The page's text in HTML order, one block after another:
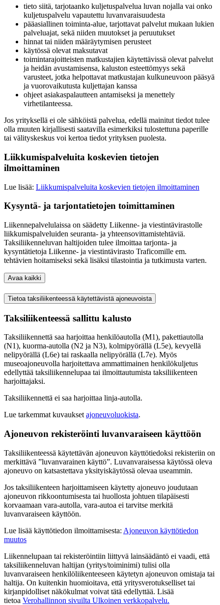
tieto siitä, tarjotaanko kuljetuspalvelua luvan nojalla vai onko
kuljetuspalvelu vapautettu luvanvaraisuudesta
pääasiallinen toiminta-alue, tarjottavat palvelut mukaan lukien
palveluajat, sekä niiden muutokset ja peruutukset
hinnat tai niiden määräytymisen perusteet
käytössä olevat maksutavat
toimintarajoitteisten matkustajien käytettävissä olevat palvelut
ja heidän avustamisensa, kaluston esteettömyys sekä
varusteet, jotka helpottavat matkustajan kulkuneuvoon pääsyä
ja vuorovaikutusta kuljettajan kanssa
ohjeet asiakaspalautteen antamiseksi ja menettely
virhetilanteessa.
Jos yrityksellä ei ole sähköistä palvelua, edellä mainitut tiedot tulee
olla muuten kirjallisesti saatavilla esimerkiksi tulostettuna paperille
tai välityskeskus voi kertoa tiedot yrityksen puolesta.
Liikkumispalveluita koskevien tietojen
ilmoittaminen
Lue lisää: Liikkumispalveluita koskevien tietojen ilmoittaminen
Kysyntä- ja tarjontatietojen toimittaminen
Liikennepalvelulaissa on säädetty Liikenne- ja viestintävirastolle
liikkumispalveluiden seuranta- ja yhteensovittamistehtäviä.
Taksiliikenneluvan haltijoiden tulee ilmoittaa tarjonta- ja
kysyntätietoja Liikenne- ja viestintävirasto Traficomille em.
tehtävien hoitamiseksi sekä lisäksi tilastointia ja tutkimusta varten.
Avaa kaikki
Tietoa taksiliikenteessä käytettävistä ajoneuvoista
Taksiliikenteessä sallittu kalusto
Taksiliikennettä saa harjoittaa henkilöautolla (M1), pakettiautolla
(N1), kuorma-autolla (N2 ja N3), kolmipyörällä (L5e), kevyellä
nelipyörällä (L6e) tai raskaalla nelipyörällä (L7e). Myös
museoajoneuvolla harjoitettava ammattimainen henkilökuljetus
edellyttää taksiliikennelupaa tai ilmoittautumista taksiliikenteen
harjoittajaksi.
Taksiliikennettä ei saa harjoittaa linja-autolla.
Lue tarkemmat kuvaukset ajoneuvoluokista.
Ajoneuvon rekisteröinti luvanvaraiseen käyttöön
Taksiliikenteessä käytettävän ajoneuvon käyttötiedoksi rekisteriin on
merkittävä ”luvanvarainen käyttö”. Luvanvaraisessa käytössä oleva
ajoneuvo on katsastettava yksityiskäytössä olevaa useammin.
Jos taksiliikenteen harjoittamiseen käytetty ajoneuvo joudutaan
ajoneuvon rikkoontumisesta tai huollosta johtuen tilapäisesti
korvaamaan vara-autolla, vara-autoa ei tarvitse merkitä
luvanvaraiseen käyttöön.
Lue lisää käyttötiedon ilmoittamisesta: Ajoneuvon käyttötiedon
muutos
Liikennelupaan tai rekisteröintiin liittyvä lainsäädäntö ei vaadi, että
taksiliikenneluvan haltijan (yritys/toiminimi) tulisi olla
luvanvaraiseen henkilöliikenteeseen käytetyn ajoneuvon omistaja tai
haltija. On kuitenkin huomioitava, että yritysverotukselliset tai
kirjanpidolliset näkökulmat voivat tätä edellyttää. Lisää
tietoa Verohallinnon sivuilta Ulkoinen verkkopalvelu.